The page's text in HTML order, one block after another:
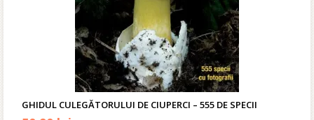
GHIDUL CULEGĂTORULUI DE CIUPERCI – 555 DE SPECII